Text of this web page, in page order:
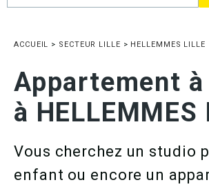
ACCUEIL > SECTEUR LILLE > HELLEMMES LILLE
Appartement
à HELLEMMES
Vous cherchez un studio
enfant ou encore un